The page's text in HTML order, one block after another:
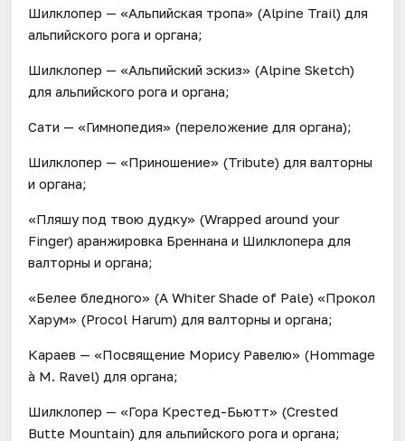
Шилклопер — «Альпийская тропа» (Alpine Trail) для
альпийского рога и органа;
Шилклопер — «Альпийский эскиз» (Alpine Sketch)
для альпийского рога и органа;
Сати — «Гимнопедия» (переложение для органа);
Шилклопер — «Приношение» (Tribute) для валторны
и органа;
«Пляшу под твою дудку» (Wrapped around your
Finger) аранжировка Бреннана и Шилклопера для
валторны и органа;
«Белее бледного» (A Whiter Shade of Pale) «Прокол
Харум» (Procol Harum) для валторны и органа;
Караев — «Посвящение Морису Равелю» (Hommage
à M. Ravel) для органа;
Шилклопер — «Гора Крестед-Бьютт» (Crested
Butte Mountain) для альпийского рога и органа;